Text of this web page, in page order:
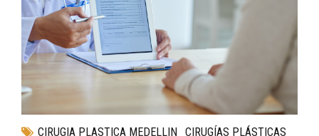
CIRUGIA PLASTICA MEDELLIN
CIRUGÍAS PLÁSTICAS